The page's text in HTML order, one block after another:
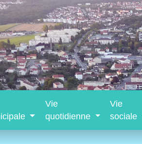
Vie
quotidienne
Vie
sociale